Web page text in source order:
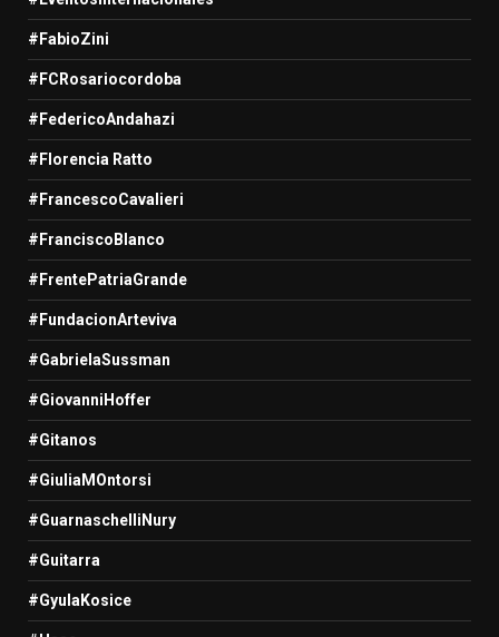
#FabioZini
#FCRosariocordoba
#FedericoAndahazi
#Florencia Ratto
#FrancescoCavalieri
#FranciscoBlanco
#FrentePatriaGrande
#FundacionArteviva
#GabrielaSussman
#GiovanniHoffer
#Gitanos
#GiuliaMOntorsi
#GuarnaschelliNury
#Guitarra
#GyulaKosice